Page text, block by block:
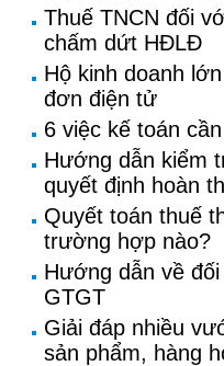
Thuế TNCN đối
chấm dứt HĐLĐ
Hộ kinh doanh
đơn điện tử
6 việc kế toán
Hướng dẫn kiểm
quyết định hoàn
Quyết toán thuế
trường hợp nào?
Hướng dẫn về
GTGT
Giải đáp nhiều
sản phẩm, hàng